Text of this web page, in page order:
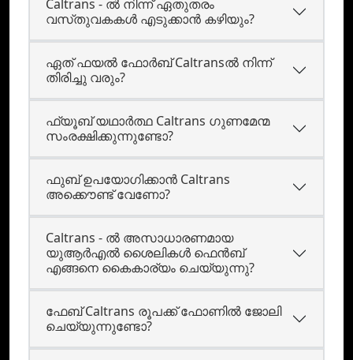
Caltrans - ൽ നിന്ന് ഏതുതരം
വസ്‌തുവകകൾ എടുക്കാൻ കഴിയും?
ഏത് ഫയല്‍ ഫോര്‍ബ് Caltransല്‍ നിന്ന്
തിരിച്ചു വരും?
ഫ്യൂബ് യഥാര്‍ത്ഥ Caltrans ഗുണമേന്മ
സംരക്ഷിക്കുന്നുണ്ടോ?
ഫുബ് ഉപയോഗിക്കാന്‍ Caltrans
അക്കൌണ്ട് വേണോ?
Caltrans - ൽ അസാധാരണമായ
യുആർഎല്‍ ശൈലികള്‍ ഫെന്‍ബ്
എങ്ങനെ കൈകാര്യം ചെയ്യുന്നു?
ഫേബ് Caltrans രൂപക്ക് ഫോണില്‍ ജോലി
ചെയ്യുന്നുണ്ടോ?